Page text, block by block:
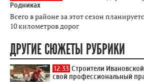
Родниках
Всего в районе за этот сезон
10 километров дорог
ДРУГИЕ СЮЖЕТЫ РУБРИКИ
12:33 Строители
свой профессиональный